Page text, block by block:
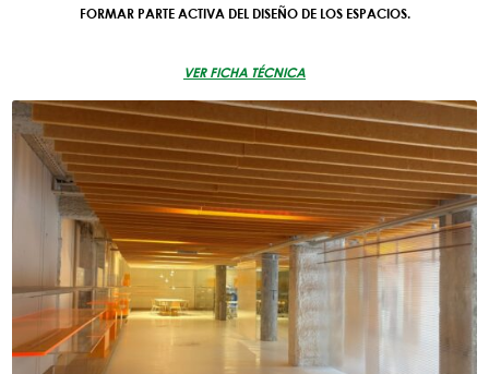
FORMAR PARTE ACTIVA DEL DISEÑO DE LOS ESPACIOS.
VER FICHA TÉCNICA